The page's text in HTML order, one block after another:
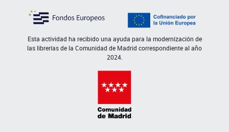
Esta actividad ha recibido una ayuda para la modernización de
las librerías de la Comunidad de Madrid correspondiente al año
2024.